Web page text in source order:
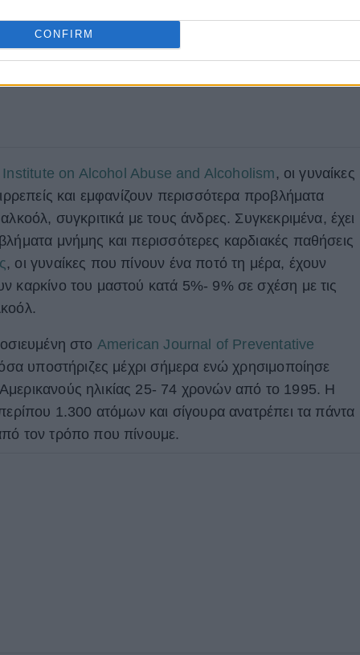
CONFIRM
on Alcohol Abuse and Alcoholism , οι γυναίκες
και εμφανίζουν περισσότερα προβλήματα
συγκριτικά με τους άνδρες. Συγκεκριμένα, έχει
μνήμης και περισσότερες καρδιακές παθήσεις
, οι γυναίκες που πίνουν ένα ποτό τη μέρα, έχουν
καρκίνο του μαστού κατά 5%- 9% σε σχέση με τις
στο American Journal of Preventative
όσα υποστήριζες μέχρι σήμερα ενώ χρησιμοποίησε
ηλικίας 25- 74 χρονών από το 1995. Η
1.300 ατόμων και σίγουρα ανατρέπει τα πάντα
τον τρόπο που πίνουμε.